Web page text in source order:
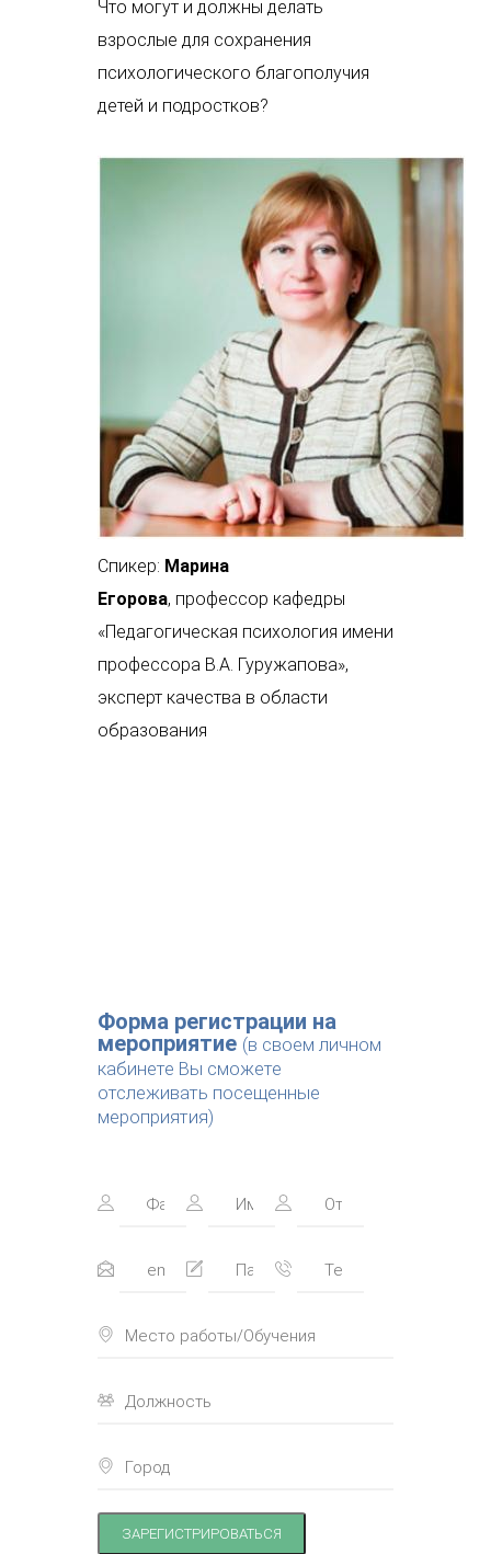
Что могут и должны делать
взрослые для сохранения
психологического благополучия
детей и подростков?
Спикер: Марина
Егорова, профессор кафедры
«Педагогическая психология имени
профессора В.А. Гуружапова»,
эксперт качества в области
образования
Форма регистрации на
мероприятие (в своем личном
кабинете Вы сможете
отслеживать посещенные
мероприятия)
ЗАРЕГИСТРИРОВАТЬСЯ